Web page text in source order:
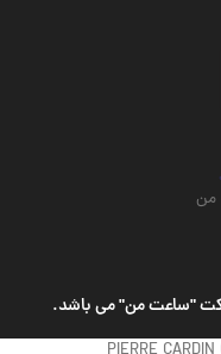
"ساعت من" می باشد.